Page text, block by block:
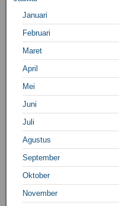
Januari
Februari
Maret
April
Mei
Juni
Juli
Agustus
September
Oktober
November